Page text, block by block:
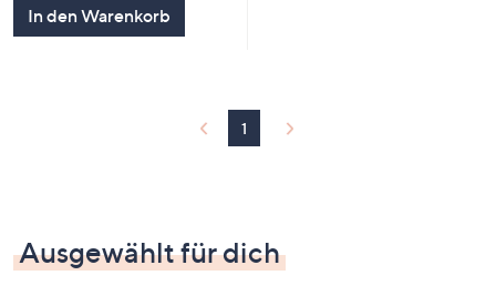
In den Warenkorb
1
Ausgewählt für dich